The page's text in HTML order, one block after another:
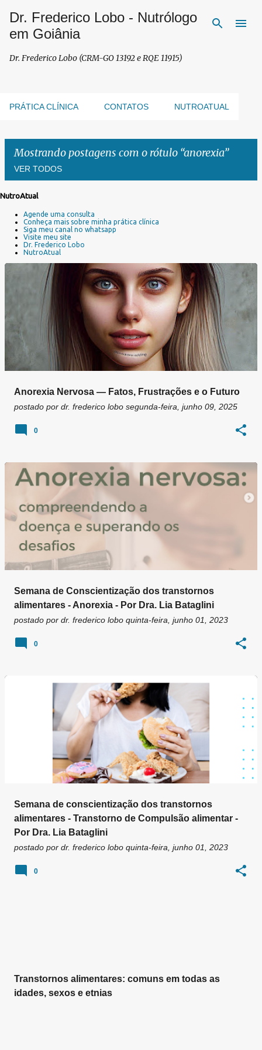
Pular para o conteúdo principal
Dr. Frederico Lobo - Nutrólogo
em Goiânia
Dr. Frederico Lobo (CRM-GO 13192 e RQE 11915)
PRÁTICA CLÍNICA CONTATOS NUTROATUAL
Mostrando postagens com o rótulo anorexia
VER TODOS
g
NutroAtual
Agende uma consulta
Conheça mais sobre minha prática clínica
Siga meu canal no whatsapp
Visite meu site
Dr. Frederico Lobo
NutroAtual
Anorexia Nervosa — Fatos, Frustrações e o Futuro
postado por dr. frederico lobo segunda-feira, junho 09, 2025
0
Semana de Conscientização dos transtornos
alimentares - Anorexia - Por Dra. Lia Bataglini
postado por dr. frederico lobo quinta-feira, junho 01, 2023
0
Semana de conscientização dos transtornos
alimentares - Transtorno de Compulsão alimentar -
Por Dra. Lia Bataglini
postado por dr. frederico lobo quinta-feira, junho 01, 2023
0
Transtornos alimentares: comuns em todas as
idades, sexos e etnias